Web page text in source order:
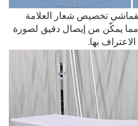
تخصيص شعار العلامة
يمكّن من إيصال دقيق لصورة
بها.